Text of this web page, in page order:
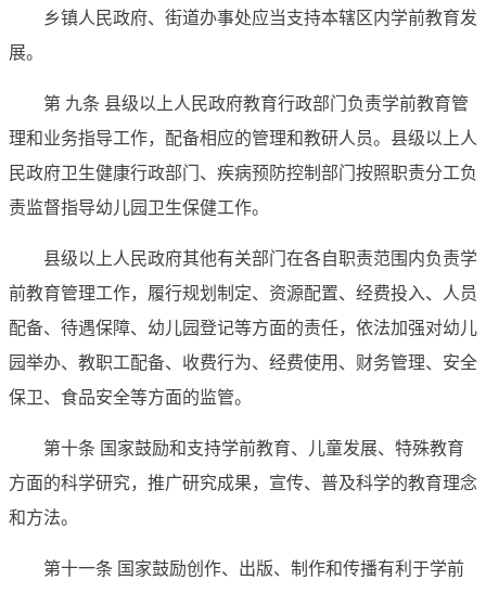
乡镇人民政府、街道办事处应当支持本辖区内学前教育发
展。
第 九条 县级以上人民政府教育行政部门负责学前教育管
理和业务指导工作，配备相应的管理和教研人员。县级以上人
民政府卫生健康行政部门、疾病预防控制部门按照职责分工负
责监督指导幼儿园卫生保健工作。
县级以上人民政府其他有关部门在各自职责范围内负责学
前教育管理工作，履行规划制定、资源配置、经费投入、人员
配备、待遇保障、幼儿园登记等方面的责任，依法加强对幼儿
园举办、教职工配备、收费行为、经费使用、财务管理、安全
保卫、食品安全等方面的监管。
第十条 国家鼓励和支持学前教育、儿童发展、特殊教育
方面的科学研究，推广研究成果，宣传、普及科学的教育理念
和方法。
第十一条 国家鼓励创作、出版、制作和传播有利于学前